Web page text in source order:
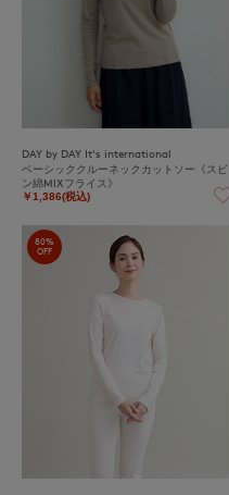
DAY by DAY It's international
ベーシッククルーネックカットソー《スビ
ン綿MIXフライス》
￥1,386(税込)
80%
OFF